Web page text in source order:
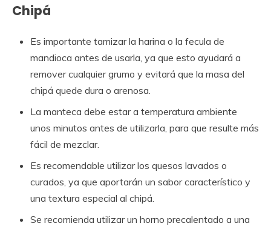
Chipá
Es importante tamizar la harina o la fecula de
mandioca antes de usarla, ya que esto ayudará a
remover cualquier grumo y evitará que la masa del
chipá quede dura o arenosa.
La manteca debe estar a temperatura ambiente
unos minutos antes de utilizarla, para que resulte más
fácil de mezclar.
Es recomendable utilizar los quesos lavados o
curados, ya que aportarán un sabor característico y
una textura especial al chipá.
Se recomienda utilizar un horno precalentado a una